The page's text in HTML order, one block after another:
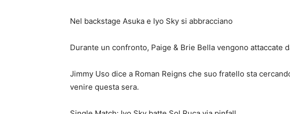
Nel backstage Asuka e Iyo Sky si abbracciano
Durante un confronto, Paige & Brie Bella vengono attaccate
Jimmy Uso dice a Roman Reigns che suo fratello sta
venire questa sera.